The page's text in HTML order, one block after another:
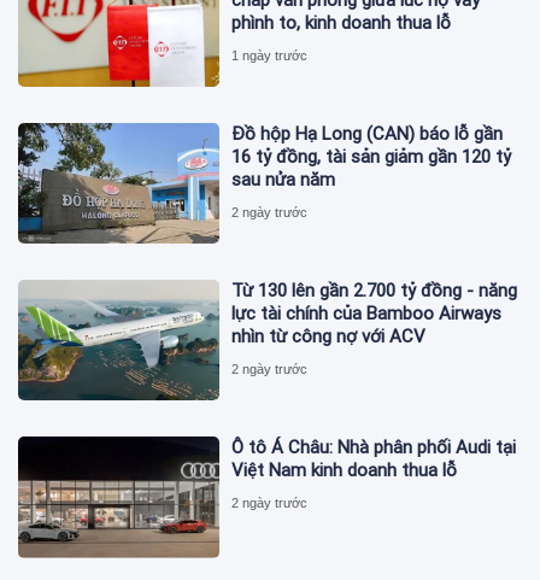
phình to, kinh doanh thua lỗ
1 ngày trước
Đồ hộp Hạ Long (CAN) báo lỗ gần
16 tỷ đồng, tài sản giảm gần 120 tỷ
sau nửa năm
2 ngày trước
Từ 130 lên gần 2.700 tỷ đồng - năng
lực tài chính của Bamboo Airways
nhìn từ công nợ với ACV
2 ngày trước
Ô tô Á Châu: Nhà phân phối Audi tại
Việt Nam kinh doanh thua lỗ
2 ngày trước